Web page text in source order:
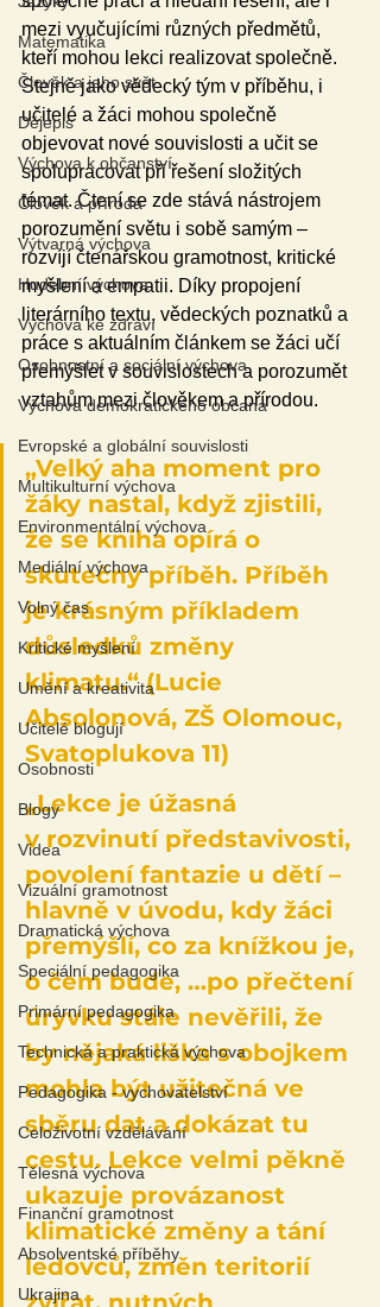
Matematika
Člověk a jeho svět
Dějepis
Výchova k občanství
Člověk a příroda
Výtvarná výchova
Hudební výchova
Výchova ke zdraví
Osobnostní a sociální výchova
Výchova demokratického občana
Evropské a globální souvislosti
Multikulturní výchova
Environmentální výchova
Mediální výchova
Volný čas
Kritické myšlení
Umění a kreativita
Učitelé blogují
Osobnosti
Blogy
Videa
Vizuální gramotnost
Dramatická výchova
Speciální pedagogika
Primární pedagogika
Technická a praktická výchova
Pedagogika - vychovatelství
Celoživotní vzdělávání
Tělesná výchova
Finanční gramotnost
Absolventské příběhy
Ukrajina
mezi vyučujícími různých předmětů,
kteří mohou lekci realizovat společně.
Stejně jako vědecký tým v příběhu, i
učitelé a žáci mohou společně
objevovat nové souvislosti a učit se
spolupracovat při řešení složitých
témat. Čtení se zde stává nástrojem
porozumění světu i sobě samým –
rozvíjí čtenářskou gramotnost, kritické
myšlení a empatii. Díky propojení
literárního textu, vědeckých poznatků a
práce s aktuálním článkem se žáci učí
přemýšlet v souvislostech a porozumět
vztahům mezi člověkem a přírodou.
„Velký aha moment pro
žáky nastal, když zjistili,
že se kniha opírá o
skutečný příběh. Příběh
je krásným příkladem
důsledků změny
klimatu.“ (Lucie
Absolonová, ZŠ Olomouc,
Svatoplukova 11)
„Lekce je úžasná
v rozvinutí představivosti,
povolení fantazie u dětí –
hlavně v úvodu, kdy žáci
přemýšlí, co za knížkou je,
o čem bude, …po přečtení
úryvku stále nevěřili, že
by nějaká liška s obojkem
mohla být užitečná ve
sběru dat a dokázat tu
cestu. Lekce velmi pěkně
ukazuje provázanost
klimatické změny a tání
ledovců, změn teritorií